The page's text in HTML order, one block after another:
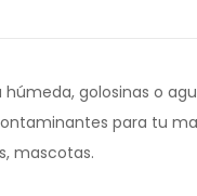
golosinas o
para tu
mascotas.